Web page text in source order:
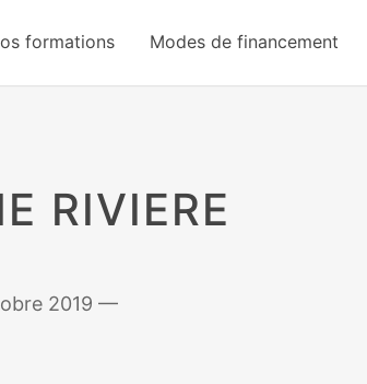
formations Modes de financement
RIVIERE
2019